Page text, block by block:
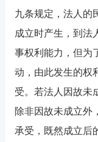
九条规定，法人的
成立时产生，到法
事权利能力，但为
动，由此发生的权
受。若法人因故未
除非因故未成立外
承受，既然成立后